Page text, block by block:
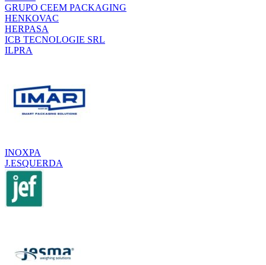
GRUPO CEEM PACKAGING
HENKOVAC
HERPASA
ICB TECNOLOGIE SRL
ILPRA
INOXPA
J.ESQUERDA